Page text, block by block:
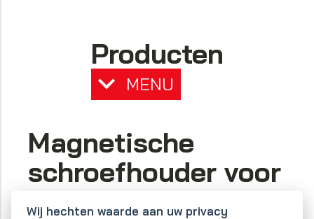
Producten
MENU
Magnetische
schroefhouder voor
op de pols
Wij hechten waarde aan uw privacy